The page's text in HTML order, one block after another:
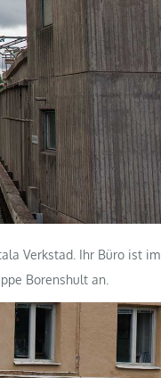
Verkstad. Ihr Büro ist im
Borenshult an.